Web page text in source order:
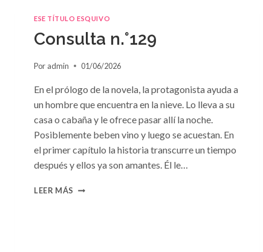
ESE TÍTULO ESQUIVO
Consulta n.°129
Por admin 01/06/2026
En el prólogo de la novela, la protagonista ayuda a
un hombre que encuentra en la nieve. Lo lleva a su
casa o cabaña y le ofrece pasar allí la noche.
Posiblemente beben vino y luego se acuestan. En
el primer capítulo la historia transcurre un tiempo
después y ellos ya son amantes. Él le…
LEER MÁS CONSULTA